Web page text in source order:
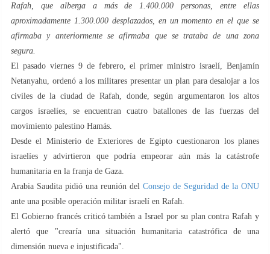
Rafah, que alberga a más de 1.400.000 personas, entre ellas
aproximadamente 1.300.000 desplazados, en un momento en el que se
afirmaba y anteriormente se afirmaba que se trataba de una zona
segura.
El pasado viernes 9 de febrero, el primer ministro israelí, Benjamín
Netanyahu, ordenó a los militares presentar un plan para desalojar a los
civiles de la ciudad de Rafah, donde, según argumentaron los altos
cargos israelíes, se encuentran cuatro batallones de las fuerzas del
movimiento palestino Hamás.
Desde el Ministerio de Exteriores de Egipto cuestionaron los planes
israelíes y advirtieron que podría empeorar aún más la catástrofe
humanitaria en la franja de Gaza.
Arabia Saudita pidió una reunión del Consejo de Seguridad de la ONU
ante una posible operación militar israelí en Rafah.
El Gobierno francés criticó también a Israel por su plan contra Rafah y
alertó que "crearía una situación humanitaria catastrófica de una
dimensión nueva e injustificada".